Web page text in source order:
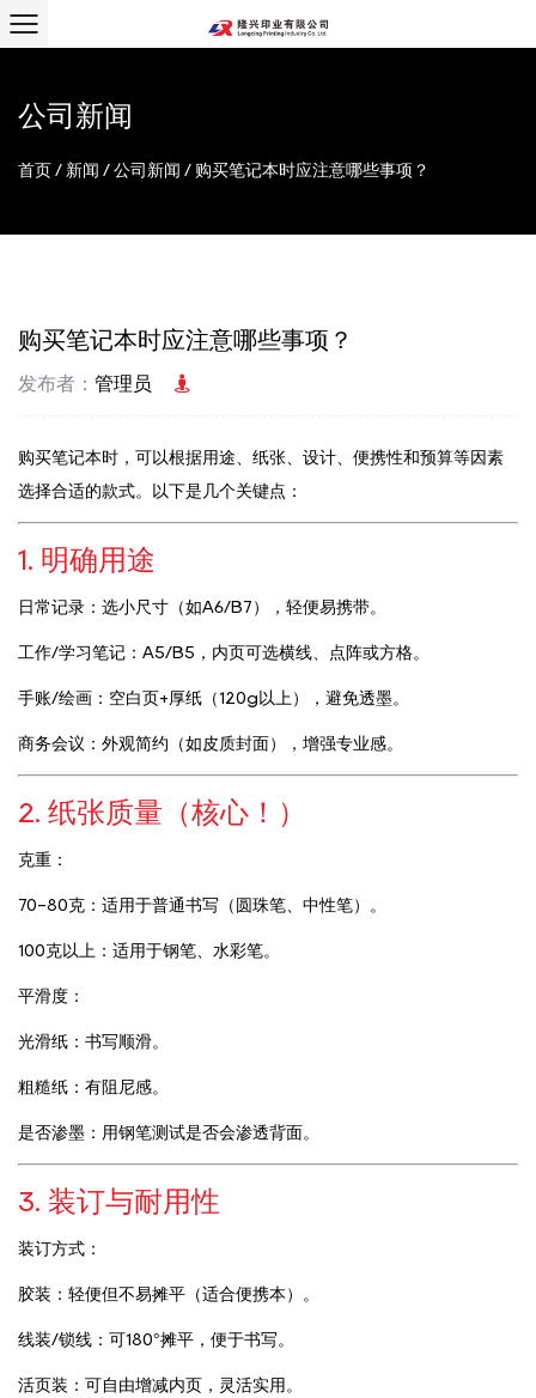
公司新闻
首页 / 新闻 / 公司新闻 / 购买笔记本时应注意哪些事项？
购买笔记本时应注意哪些事项？
发布者： 管理员
购买笔记本时，可以根据用途、纸张、设计、便携性和预算等因素
选择合适的款式。以下是几个关键点：
1. 明确用途
日常记录：选小尺寸（如A6/B7），轻便易携带。
工作/学习笔记：A5/B5，内页可选横线、点阵或方格。
手账/绘画：空白页+厚纸（120g以上），避免透墨。
商务会议：外观简约（如皮质封面），增强专业感。
2. 纸张质量（核心！）
克重：
70-80克：适用于普通书写（圆珠笔、中性笔）。
100克以上：适用于钢笔、水彩笔。
平滑度：
光滑纸：书写顺滑。
粗糙纸：有阻尼感。
是否渗墨：用钢笔测试是否会渗透背面。
3. 装订与耐用性
装订方式：
胶装：轻便但不易摊平（适合便携本）。
线装/锁线：可180°摊平，便于书写。
活页装：可自由增减内页，灵活实用。